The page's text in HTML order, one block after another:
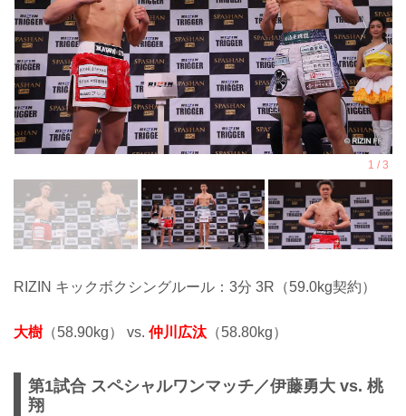
RIZIN キックボクシングルール：3分 3R（59.0kg契約）
大樹 （58.90kg） vs. 仲川広汰 （58.80kg）
第1試合 スペシャルワンマッチ／伊藤勇大 vs. 桃
翔